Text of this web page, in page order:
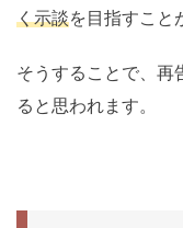
く示談を目指すこと
そうすることで、再
ると思われます。